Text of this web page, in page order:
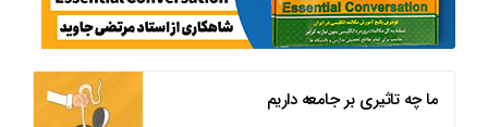
ما چه تاثیری بر جامعه داریم